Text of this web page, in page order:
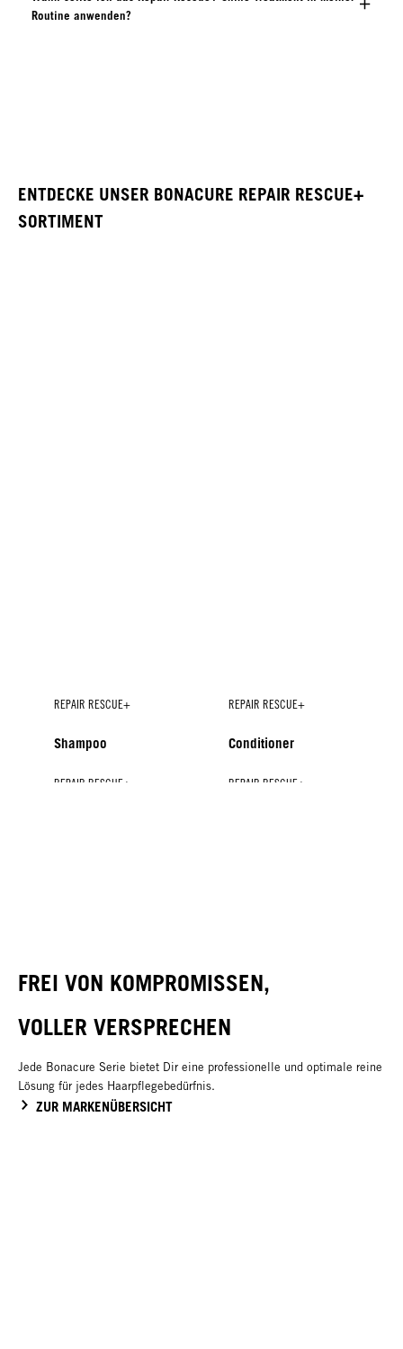
Routine anwenden?
ENTDECKE UNSER BONACURE REPAIR RESCUE+
SORTIMENT
REPAIR RESCUE+
Shampoo
REPAIR RESCUE+
Conditioner
REPAIR RESCUE+ REPAIR RESCUE+
FREI VON KOMPROMISSEN,
VOLLER VERSPRECHEN
Jede Bonacure Serie bietet Dir eine professionelle und optimale reine
Lösung für jedes Haarpflegebedürfnis.
ZUR MARKENÜBERSICHT